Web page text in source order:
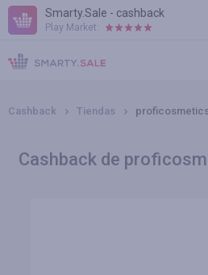
Smarty.Sale - cashback
Play Market:
AYUDA
TÉRMINOS DE USO
Cashback Tiendas
Cashback de